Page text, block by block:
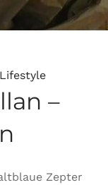
Lifestyle
–
Zepter